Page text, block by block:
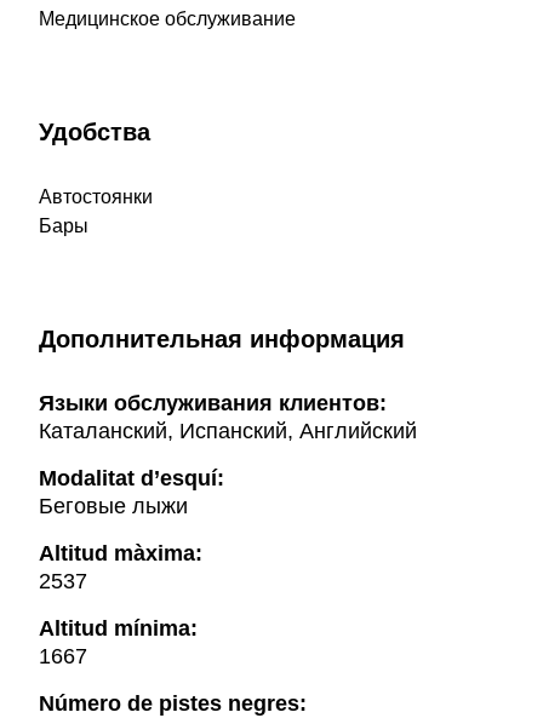
Медицинское обслуживание
Удобства
Автостоянки
Бары
Дополнительная информация
Языки обслуживания клиентов:
Каталанский, Испанский, Английский
Modalitat d’esquí:
Беговые лыжи
Altitud màxima:
2537
Altitud mínima:
1667
Número de pistes negres: